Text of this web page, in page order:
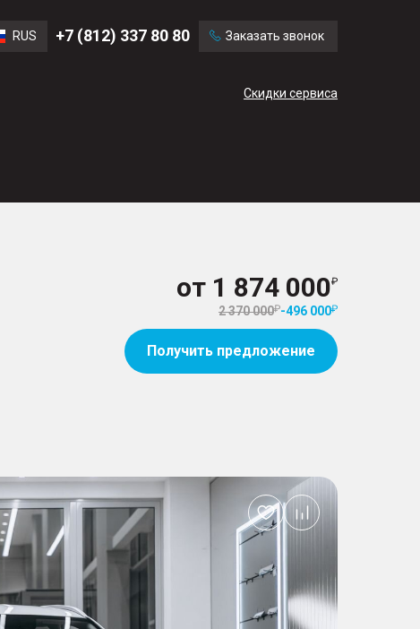
RUS +7 (812) 337 80 80 Заказать звонок
Скидки сервиса
от 1 874 000
2 370 000 -496 000
Получить предложение
Добавить
в